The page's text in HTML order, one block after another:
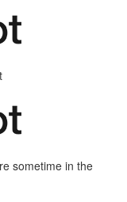
sometime in the